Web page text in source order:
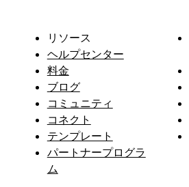
リソース
ヘルプセンター
料金
ブログ
コミュニティ
コネクト
テンプレート
パートナープログラ
ム